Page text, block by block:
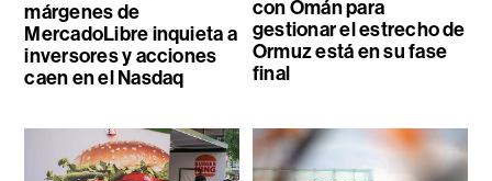
márgenes de
MercadoLibre inquieta a
inversores y acciones
caen en el Nasdaq
con Omán para
gestionar el estrecho de
Ormuz está en su fase
final